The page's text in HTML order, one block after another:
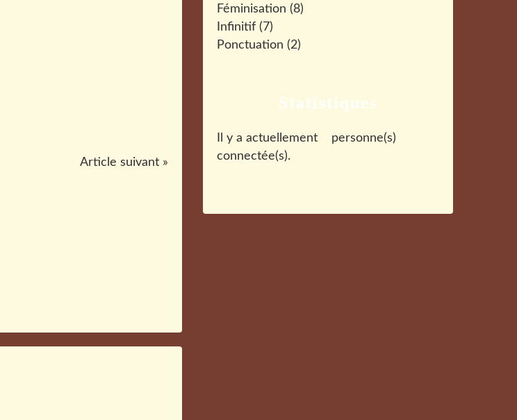
Article suivant »
Féminisation (8)
Infinitif (7)
Ponctuation (2)
Statistiques
Il y a actuellement
personne(s)
connectée(s).